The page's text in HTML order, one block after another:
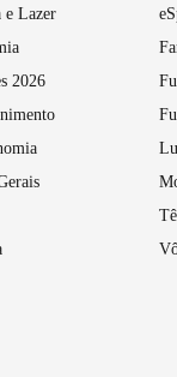
e Lazer
2026